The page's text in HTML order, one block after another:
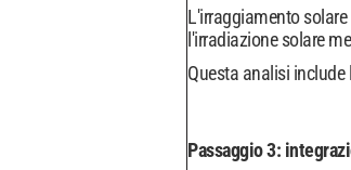
L'irraggiamento
l'irradiazione solare
Questa analisi
Passaggio 3: